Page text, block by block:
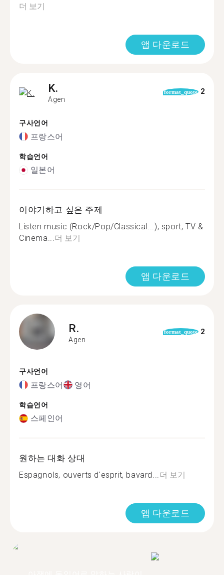
더 보기
앱 다운로드
K.
Agen
format_quote 2
구사언어
프랑스어
학습언어
일본어
이야기하고 싶은 주제
Listen music (Rock/Pop/Classical...), sport, TV &
Cinema...더 보기
앱 다운로드
R.
Agen
format_quote 2
구사언어
프랑스어 영어
학습언어
스페인어
원하는 대화 상대
Espagnols, ouverts d'esprit, bavard...더 보기
앱 다운로드